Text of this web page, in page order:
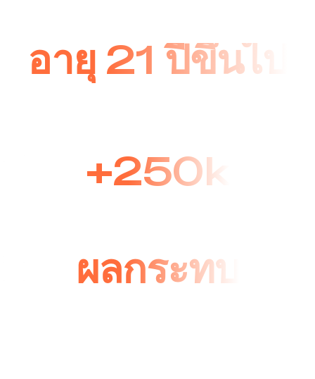
อายุ 21 ปีขึ้นไป
+250k
ผลกระทบ